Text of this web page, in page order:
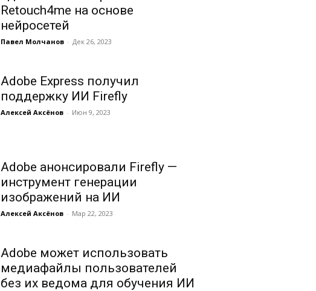
Retouch4me на основе
нейросетей
Павел Молчанов - Дек 26, 2023
Adobe Express получил
поддержку ИИ Firefly
Алексей Аксёнов - Июн 9, 2023
Adobe анонсировали Firefly —
инструмент генерации
изображений на ИИ
Алексей Аксёнов - Мар 22, 2023
Adobe может использовать
медиафайлы пользователей
без их ведома для обучения ИИ